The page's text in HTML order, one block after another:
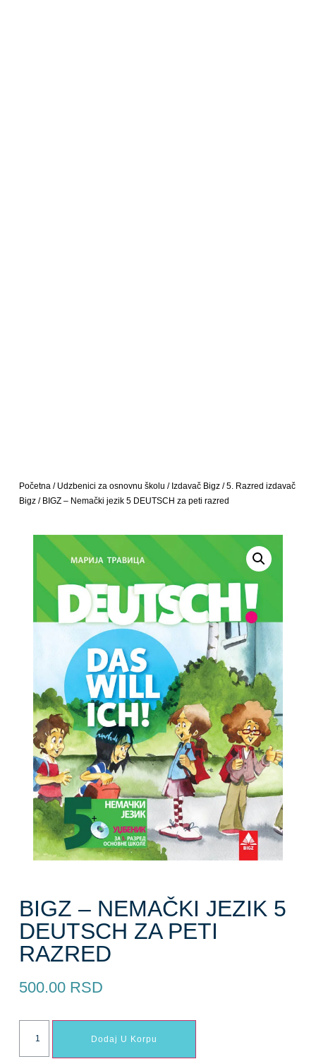
Početna/ Udzbenici za osnovnu školu / Izdavač Bigz/5. Razred izdavač
Bigz/ BIGZ – Nemački jezik 5 DEUTSCH za peti razred
BIGZ – NEMAČKI JEZIK 5
DEUTSCH ZA PETI
RAZRED
500.00 RSD
Dodaj U Korpu